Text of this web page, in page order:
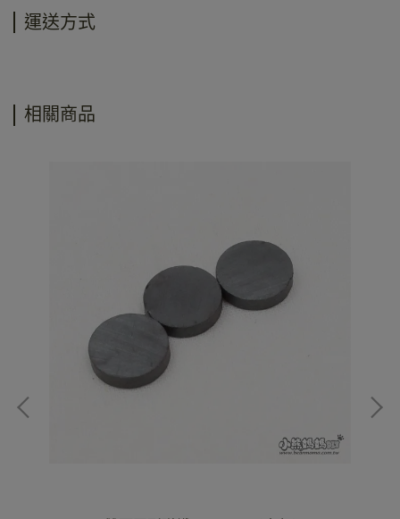
運送方式
相關商品